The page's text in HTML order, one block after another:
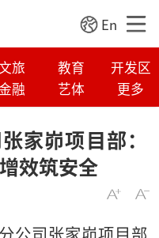
En
旅 教育
开发区
融 艺体 更多
家峁项目部：
效筑安全